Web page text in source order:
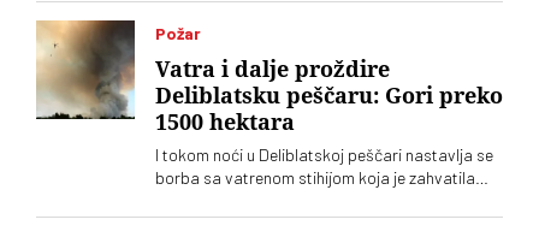
Požar
Vatra i dalje proždire
Deliblatsku peščaru: Gori preko
1500 hektara
I tokom noći u Deliblatskoj peščari nastavlja se
borba sa vatrenom stihijom koja je zahvatila